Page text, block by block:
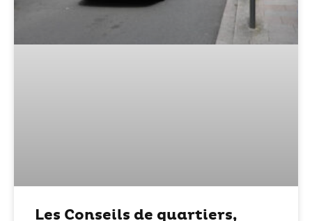
Les Conseils de quartiers,